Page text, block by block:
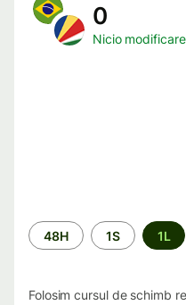
0
Nicio modificare
Perioada
48H 1S 1L
Folosim cursul de schimb